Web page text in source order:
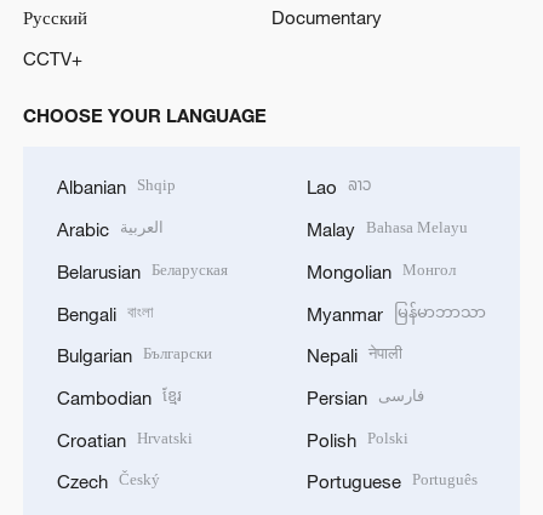
Русский
Documentary
CCTV+
CHOOSE YOUR LANGUAGE
Albanian Shqip
Arabic العربية
Belarusian Беларуская
Bengali বাংলা
Bulgarian Български
Cambodian ខ្មែរ
Croatian Hrvatski
Czech Český
Lao ລາວ
Malay Bahasa Melayu
Mongolian Монгол
Myanmar မြန်မာဘာသာ
Nepali नेपाली
Persian فارسی
Polish Polski
Portuguese Português